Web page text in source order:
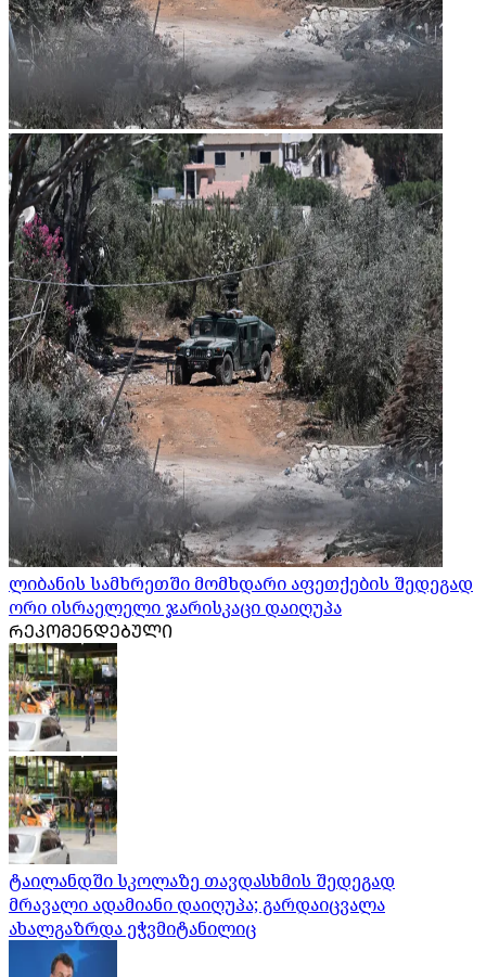
ლიბანის სამხრეთში მომხდარი აფეთქების შედეგად
ორი ისრაელელი ჯარისკაცი დაიღუპა
ᲠᲔᲙᲝᲛᲔᲜᲓᲔᲑᲣᲚᲘ
ტაილანდში სკოლაზე თავდასხმის შედეგად
მრავალი ადამიანი დაიღუპა; გარდაიცვალა
ახალგაზრდა ეჭვმიტანილიც